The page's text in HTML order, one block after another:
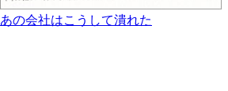
あの会社はこうして潰れた